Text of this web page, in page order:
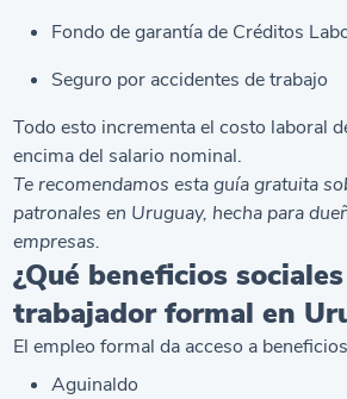
Fondo de garantía de Créditos
Seguro por accidentes de trabajo
Todo esto incrementa el costo laboral
encima del salario nominal.
Te recomendamos esta guía gratuita
patronales en Uruguay, hecha para
empresas.
¿Qué beneficios
trabajador formal en
El empleo formal da acceso a
Aguinaldo